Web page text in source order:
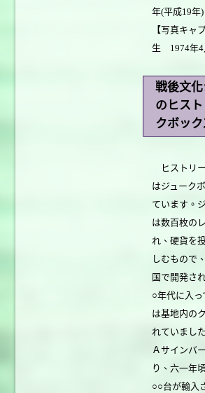
年(平成19年
【写真キャ
生 1974年4
戦後文
のヒス
クボック
ヒストリ
はジューク
ています。
は数百枚の
れ、硬貨を
しむもので
国で開発さ
○年代に入
は基地内の
れていまし
Ａサインバ
り、六一年
○○台が輸入